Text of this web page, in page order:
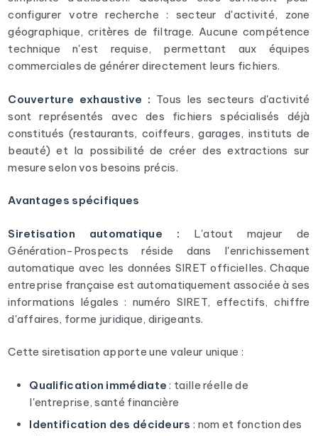
configurer votre recherche : secteur d'activité, zone
géographique, critères de filtrage. Aucune compétence
technique n'est requise, permettant aux équipes
commerciales de générer directement leurs fichiers.
Couverture exhaustive : Tous les secteurs d'activité
sont représentés avec des fichiers spécialisés déjà
constitués (restaurants, coiffeurs, garages, instituts de
beauté) et la possibilité de créer des extractions sur
mesure selon vos besoins précis.
Avantages spécifiques
Siretisation automatique : L'atout majeur de
Génération-Prospects réside dans l'enrichissement
automatique avec les données SIRET officielles. Chaque
entreprise française est automatiquement associée à ses
informations légales : numéro SIRET, effectifs, chiffre
d'affaires, forme juridique, dirigeants.
Cette siretisation apporte une valeur unique :
Qualification immédiate : taille réelle de
l'entreprise, santé financière
Identification des décideurs : nom et fonction des